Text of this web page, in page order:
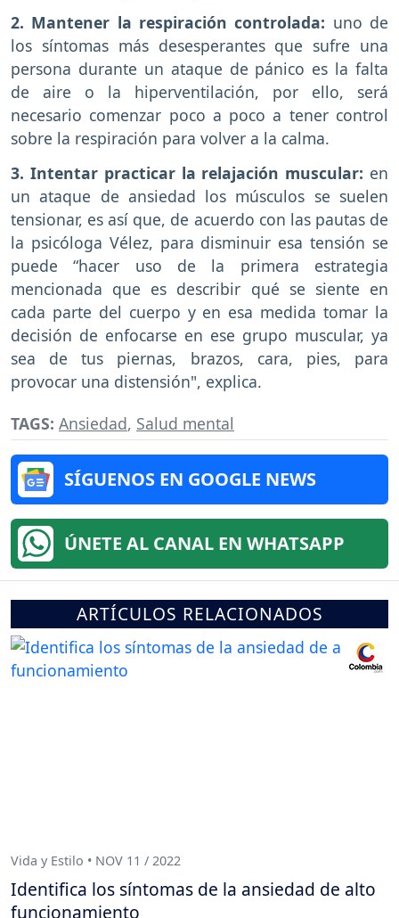
2. Mantener la respiración controlada: uno de
los síntomas más desesperantes que sufre una
persona durante un ataque de pánico es la falta
de aire o la hiperventilación, por ello, será
necesario comenzar poco a poco a tener control
sobre la respiración para volver a la calma.
3. Intentar practicar la relajación muscular: en
un ataque de ansiedad los músculos se suelen
tensionar, es así que, de acuerdo con las pautas de
la psicóloga Vélez, para disminuir esa tensión se
puede “hacer uso de la primera estrategia
mencionada que es describir qué se siente en
cada parte del cuerpo y en esa medida tomar la
decisión de enfocarse en ese grupo muscular, ya
sea de tus piernas, brazos, cara, pies, para
provocar una distensión", explica.
TAGS: Ansiedad, Salud mental
SÍGUENOS EN GOOGLE NEWS
ÚNETE AL CANAL EN WHATSAPP
ARTÍCULOS RELACIONADOS
Vida y Estilo • NOV 11 / 2022
Identifica los síntomas de la ansiedad de alto
funcionamiento